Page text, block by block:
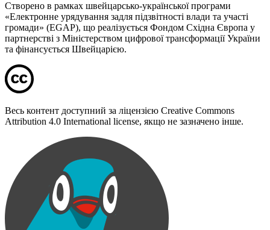
Створено в рамках швейцарсько-української програми
«Електронне урядування задля підзвітності влади та участі
громади» (EGAP), що реалізується Фондом Східна Європа у
партнерстві з Міністерством цифрової трансформації України
та фінансується Швейцарією.
Весь контент доступний за ліцензією Creative Commons
Attribution 4.0 International license, якщо не зазначено інше.